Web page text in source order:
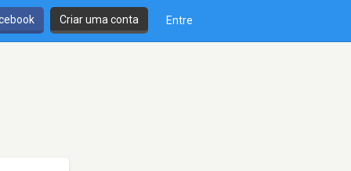
Criar uma conta Entre